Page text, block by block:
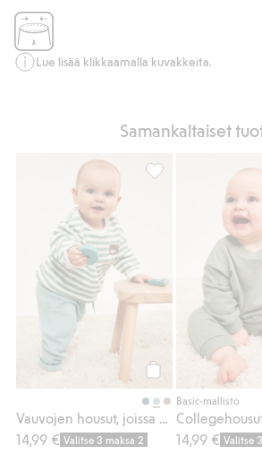
Lue lisää klikkaamalla kuvakkeita.
Samankaltaiset
Osta
14,99 € Valitse 3 maksa 2
Vauvojen housut,
Basic-mallisto
14,99 € Valitse